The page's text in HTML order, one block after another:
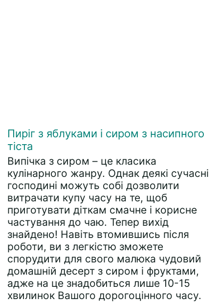
Пиріг з яблуками і сиром з насипного
тіста
Випічка з сиром – це класика
кулінарного жанру. Однак деякі сучасні
господині можуть собі дозволити
витрачати купу часу на те, щоб
приготувати діткам смачне і корисне
частування до чаю. Тепер вихід
знайдено! Навіть втомившись після
роботи, ви з легкістю зможете
спорудити для свого малюка чудовий
домашній десерт з сиром і фруктами,
адже на це знадобиться лише 10-15
хвилинок Вашого дорогоцінного часу.